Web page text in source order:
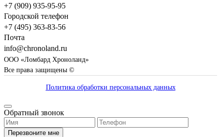
+7 (909) 935-95-95
Городской телефон
+7 (495) 363-83-56
Почта
info@chronoland.ru
ООО «Ломбард Хроноланд»
Все права защищены ©
Политика обработки персональных данных
Обратный звонок
Перезвоните мне